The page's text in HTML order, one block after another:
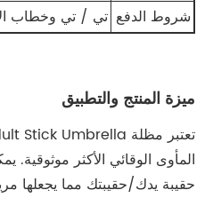
شروط الدفع تي / تي وخطاب
ميزة المنتج والتطبيق
المأوى الوقائي الأكثر
حقيبة يدك/حقيبتك مما يجعلها